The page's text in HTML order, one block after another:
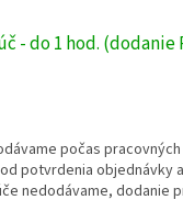
- do 1 hod. (dodanie
počas pracovných
potvrdenia objednávky
nedodávame, dodanie